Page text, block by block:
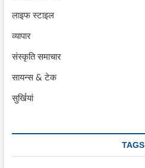
लाइफ स्टाइल
व्यापार
संस्कृति समाचार
सायन्स & टेक
सुर्खियां
TAGS